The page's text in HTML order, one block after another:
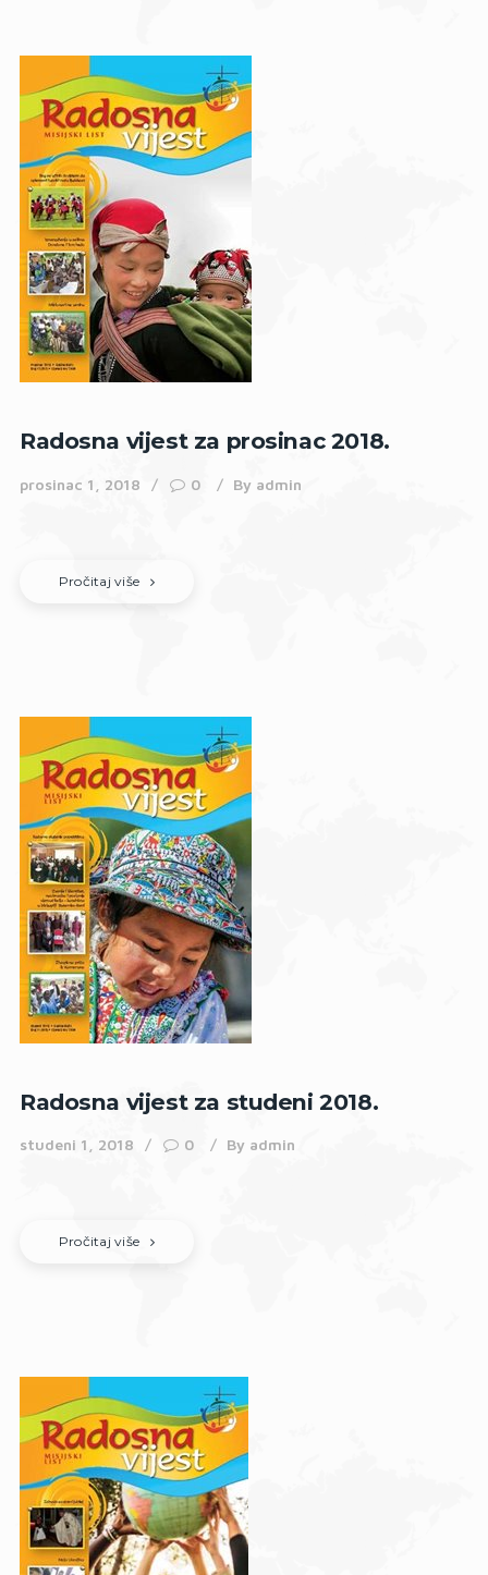
Radosna vijest za prosinac 2018.
prosinac 1, 2018 0 By admin
Pročitaj više
Radosna vijest za studeni 2018.
studeni 1, 2018 0 By admin
Pročitaj više